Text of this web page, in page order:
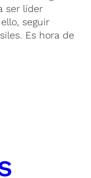
ser líder
seguir
Es hora de